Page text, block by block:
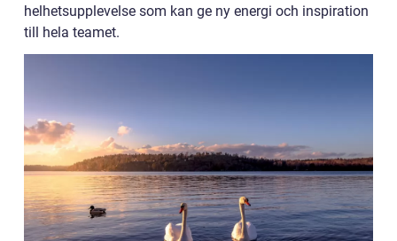
helhetsupplevelse som kan ge ny energi och inspiration
till hela teamet.